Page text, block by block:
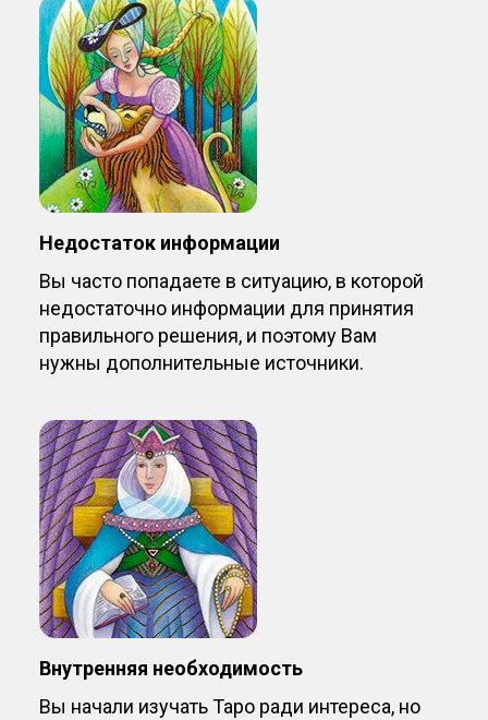
Недостаток информации
Вы часто попадаете в ситуацию, в которой
недостаточно информации для принятия
правильного решения, и поэтому Вам
нужны дополнительные источники.
Внутренняя необходимость
Вы начали изучать Таро ради интереса, но